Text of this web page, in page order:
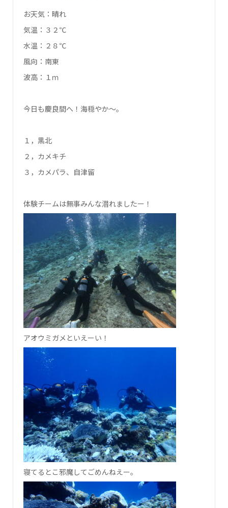
お天気：晴れ
気温：３２℃
水温：２８℃
風向：南東
波高：１ｍ
今日も慶良間へ！海穏やか～。
１，黒北
２，カメキチ
３，カメパラ、自津留
体験チームは無事みんな潜れましたー！
アオウミガメといえーい！
寝てるとこ邪魔してごめんねえー。